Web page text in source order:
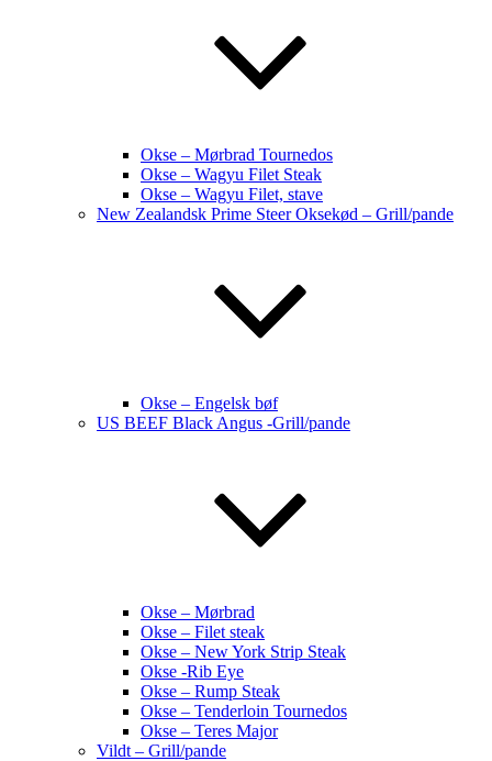
Okse – Mørbrad Tournedos
Okse – Wagyu Filet Steak
Okse – Wagyu Filet, stave
New Zealandsk Prime Steer Oksekød – Grill/pande
Okse – Engelsk bøf
US BEEF Black Angus -Grill/pande
Okse – Mørbrad
Okse – Filet steak
Okse – New York Strip Steak
Okse -Rib Eye
Okse – Rump Steak
Okse – Tenderloin Tournedos
Okse – Teres Major
Vildt – Grill/pande